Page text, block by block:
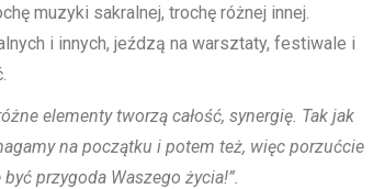
muzyki sakralnej, trochę różnej innej.
i innych, jeźdzą na warsztaty, festiwale i
elementy tworzą całość, synergię. Tak jak
na początku i potem też, więc porzućcie
przygoda Waszego życia!”.